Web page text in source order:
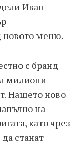
Иван
новото меню.
с бранд
милиони
Нашето ново
на
като чрез
станат